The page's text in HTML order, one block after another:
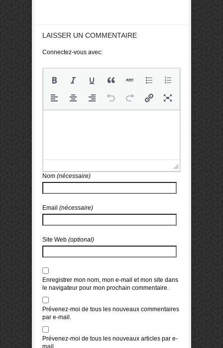
LAISSER UN COMMENTAIRE
Connectez-vous avec:
Nom (nécessaire)
Email (nécessaire)
Site Web (optional)
Enregistrer mon nom, mon e-mail et mon site dans
le navigateur pour mon prochain commentaire.
Prévenez-moi de tous les nouveaux commentaires
par e-mail.
Prévenez-moi de tous les nouveaux articles par e-